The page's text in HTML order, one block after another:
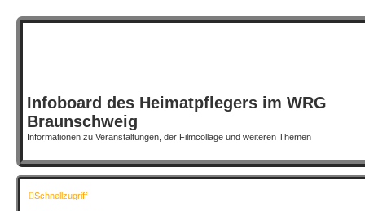
Infoboard des Heimatpflegers im WRG
Braunschweig
Informationen zu Veranstaltungen, der Filmcollage und weiteren Themen
Schnellzugriff